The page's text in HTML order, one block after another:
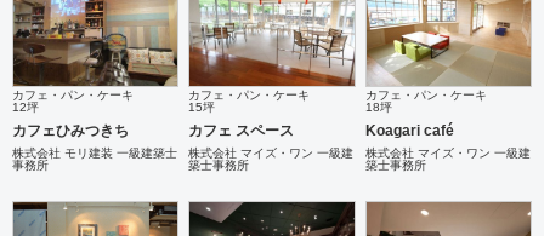
カフェ・パン・ケーキ
12坪
カフェひみつきち
株式会社 モリ建装 一級建築士
事務所
カフェ・パン・ケーキ
15坪
カフェ スペース
株式会社 マイズ・ワン 一級建
築士事務所
カフェ・パン・ケーキ
18坪
Koagari café
株式会社 マイズ・ワン 一級建
築士事務所